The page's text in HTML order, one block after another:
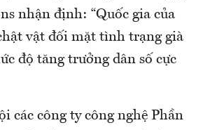
nhận định: “Quốc gia của
vật đối mặt tình trạng già
độ tăng trưởng dân số cực
các công ty công nghệ Phần